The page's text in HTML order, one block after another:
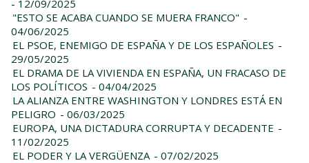
- 12/09/2025
"ESTO SE ACABA CUANDO SE MUERA FRANCO" -
04/06/2025
EL PSOE, ENEMIGO DE ESPAÑA Y DE LOS ESPAÑOLES -
29/05/2025
EL DRAMA DE LA VIVIENDA EN ESPAÑA, UN FRACASO DE
LOS POLÍTICOS - 04/04/2025
LA ALIANZA ENTRE WASHINGTON Y LONDRES ESTÁ EN
PELIGRO - 06/03/2025
EUROPA, UNA DICTADURA CORRUPTA Y DECADENTE -
11/02/2025
EL PODER Y LA VERGÜENZA - 07/02/2025